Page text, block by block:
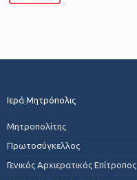
Ιερά Μητρόπολις
Μητροπολίτης
Πρωτοσύγκελλος
Γενικός Αρχιερατικός Επίτροπος